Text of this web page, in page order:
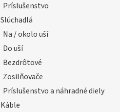
Príslušenstvo
Slúchadlá
Na / okolo uší
Do uší
Bezdrôtové
Zosilňovače
Príslušenstvo a náhradné diely
Káble